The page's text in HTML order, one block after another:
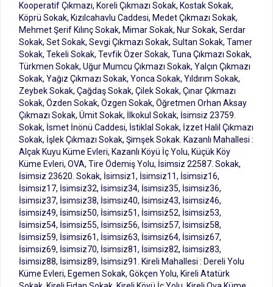
Kooperatif Çıkmazı, Koreli Çıkmazı Sokak, Kostak Sokak,
Köprü Sokak, Kızılcahavlu Caddesi, Medet Çıkmazı Sokak,
Mehmet Şerif Kılınç Sokak, Mimar Sokak, Nur Sokak, Serdar
Sokak, Set Sokak, Sevgi Çıkmazı Sokak, Sultan Sokak, Tamer
Sokak, Tekeli Sokak, Tevfik Özer Sokak, Tuna Çıkmazı Sokak,
Türkmen Sokak, Uğur Mumcu Çıkmazı Sokak, Yalçın Çıkmazı
Sokak, Yağız Çıkmazı Sokak, Yonca Sokak, Yıldırım Sokak,
Zeybek Sokak, Çağdaş Sokak, Çilek Sokak, Çınar Çıkmazı
Sokak, Özden Sokak, Özgen Sokak, Öğretmen Orhan Aksay
Çıkmazı Sokak, Ümit Sokak, İlkokul Sokak, İsimsiz 23759.
Sokak, İsmet İnönü Caddesi, İstiklal Sokak, İzzet Halil Çıkmazı
Sokak, İşlek Çıkmazı Sokak, Şimşek Sokak. Kazanlı Mahallesi :
Alçak Kuyu Küme Evleri, Kazanlı Köyü İç Yolu, Küçük Köy
Küme Evleri, OVA, Tire Ödemiş Yolu, İsimsiz 22587. Sokak,
İsimsiz 23620. Sokak, İsimsiz1, İsimsiz11, İsimsiz16,
İsimsiz17, İsimsiz32, İsimsiz34, İsimsiz35, İsimsiz36,
İsimsiz37, İsimsiz38, İsimsiz40, İsimsiz43, İsimsiz46,
İsimsiz49, İsimsiz50, İsimsiz51, İsimsiz52, İsimsiz53,
İsimsiz54, İsimsiz55, İsimsiz56, İsimsiz57, İsimsiz58,
İsimsiz59, İsimsiz61, İsimsiz63, İsimsiz64, İsimsiz67,
İsimsiz69, İsimsiz70, İsimsiz81, İsimsiz82, İsimsiz83,
İsimsiz88, İsimsiz89, İsimsiz91. Kireli Mahallesi : Dereli Yolu
Küme Evleri, Egemen Sokak, Gökçen Yolu, Kireli Atatürk